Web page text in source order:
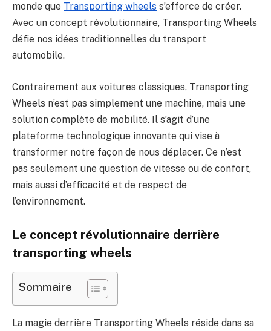
monde que Transporting wheels s’efforce de créer.
Avec un concept révolutionnaire, Transporting Wheels
défie nos idées traditionnelles du transport
automobile.
Contrairement aux voitures classiques, Transporting
Wheels n’est pas simplement une machine, mais une
solution complète de mobilité. Il s’agit d’une
plateforme technologique innovante qui vise à
transformer notre façon de nous déplacer. Ce n’est
pas seulement une question de vitesse ou de confort,
mais aussi d’efficacité et de respect de
l’environnement.
Le concept révolutionnaire derrière
transporting wheels
Sommaire
La magie derrière Transporting Wheels réside dans sa